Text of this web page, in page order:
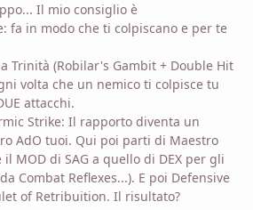
Il mio consiglio è
fa in modo che ti colpiscano e per te
Trinità (Robilar's Gambit + Double Hit
volta che un nemico ti colpisce tu
attacchi.
Strike: Il rapporto diventa un
AdO tuoi. Qui poi parti di Maestro
MOD di SAG a quello di DEX per gli
Combat Reflexes...). E poi Defensive
of Retribuition. Il risultato?